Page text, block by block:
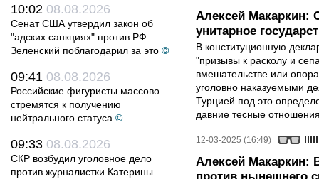
10:02 08.08.2026
Сенат США утвердил закон об
"адских санкциях" против РФ:
Зеленский поблагодарил за это ©
09:41 08.08.2026
Российские фигуристы массово
стремятся к получению
нейтрального статуса ©
09:33 08.08.2026
СКР возбудил уголовное дело
против журналистки Катерины
Алексей Макаркин:
унитарное
В конституционную
"призывы к расколу и
вмешательстве или
уголовно наказуемыми
Турцией под это
давние тесные
12-03-2025 (16:49)
Алексей Макаркин: